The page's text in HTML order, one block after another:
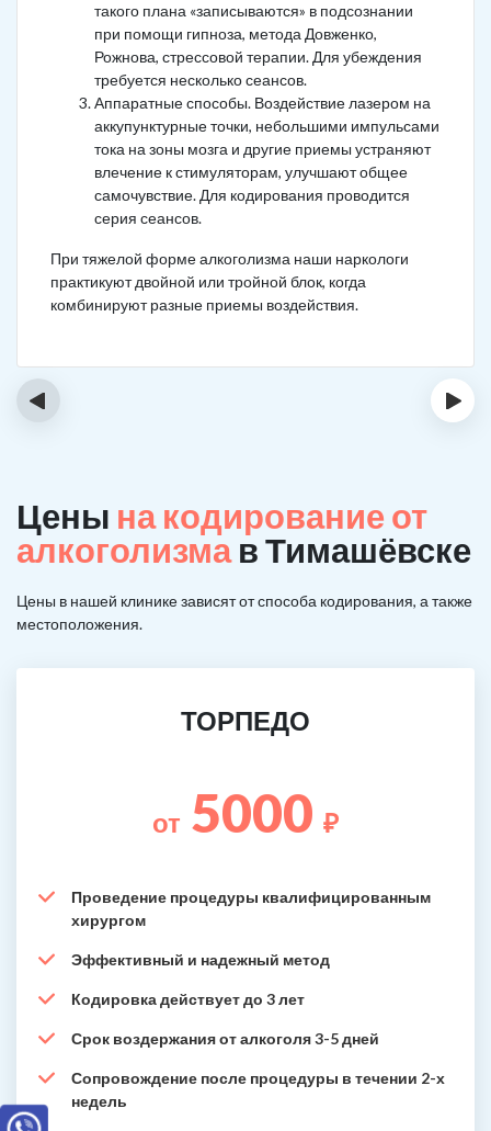
такого плана «записываются» в подсознании
при помощи гипноза, метода Довженко,
Рожнова, стрессовой терапии. Для убеждения
требуется несколько сеансов.
Аппаратные способы. Воздействие лазером на
аккупунктурные точки, небольшими импульсами
тока на зоны мозга и другие приемы устраняют
влечение к стимуляторам, улучшают общее
самочувствие. Для кодирования проводится
серия сеансов.
При тяжелой форме алкоголизма наши наркологи
практикуют двойной или тройной блок, когда
комбинируют разные приемы воздействия.
‹ ›
Цены на кодирование от
алкоголизмав Тимашёвске
Цены в нашей клинике зависят от способа кодирования, а также
местоположения.
ТОРПЕДО
от 5000 ₽
Проведение процедуры квалифицированным
хирургом
Эффективный и надежный метод
Кодировка действует до 3 лет
Срок воздержания от алкоголя 3-5 дней
Сопровождение после процедуры в течении 2-х
недель